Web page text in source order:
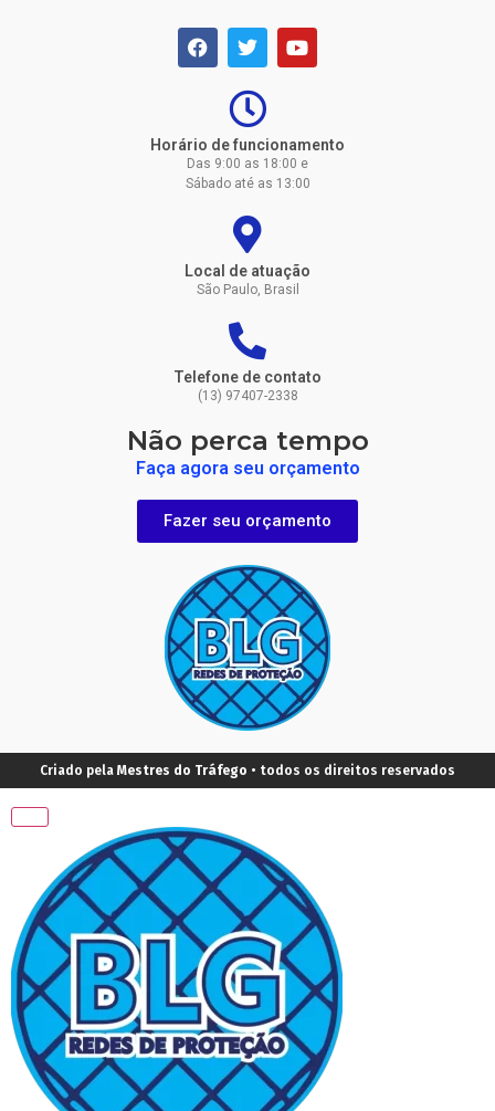
Horário de funcionamento
Das 9:00 as 18:00 e
Sábado até as 13:00
Local de atuação
São Paulo, Brasil
Telefone de contato
(13) 97407-2338
Não perca tempo
Faça agora seu orçamento
Fazer seu orçamento
Criado pela Mestres do Tráfego • todos os direitos reservados